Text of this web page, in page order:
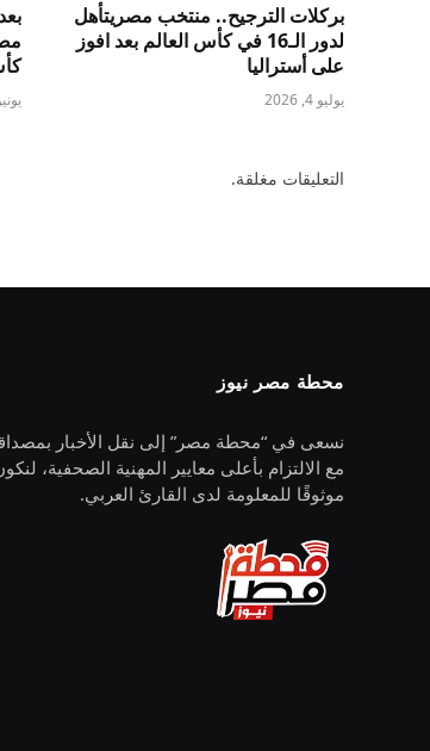
بركلات الترجيح.. منتخب مصريتأهل
لدور الـ16 في كأس العالم بعد افوز
على أستراليا
يوليو 4, 2026 يونيو
التعليقات مغلقة.
محطة مصر نيوز
نسعى في “محطة مصر” إلى نقل الأخبار
مع الالتزام بأعلى معايير المهنية الصحفية،
موثوقًا للمعلومة لدى القارئ العربي.